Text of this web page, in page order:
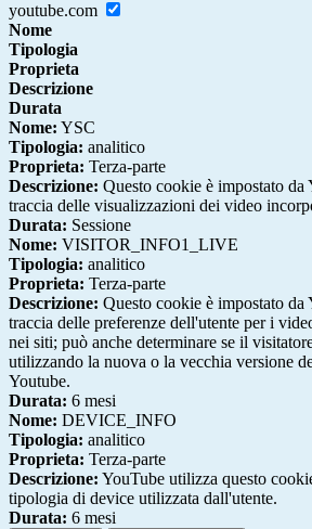
youtube.com
Nome
Tipologia
Proprieta
Descrizione
Durata
Nome: YSC
Tipologia: analitico
Proprieta: Terza-parte
Descrizione: Questo cookie è impostato da
traccia delle visualizzazioni dei video
Durata: Sessione
Nome: VISITOR_INFO1_LIVE
Tipologia: analitico
Proprieta: Terza-parte
Descrizione: Questo cookie è impostato da
traccia delle preferenze dell'utente per i
nei siti; può anche determinare se il
utilizzando la nuova o la vecchia versione
Youtube.
Durata: 6 mesi
Nome: DEVICE_INFO
Tipologia: analitico
Proprieta: Terza-parte
Descrizione: YouTube utilizza questo
tipologia di device utilizzata dall'utente.
Durata: 6 mesi